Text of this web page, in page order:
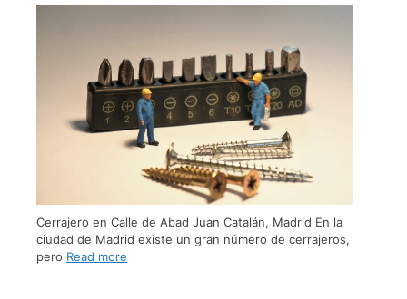
Cerrajero en Calle de Abad Juan Catalán, Madrid En la
ciudad de Madrid existe un gran número de cerrajeros,
pero Read more